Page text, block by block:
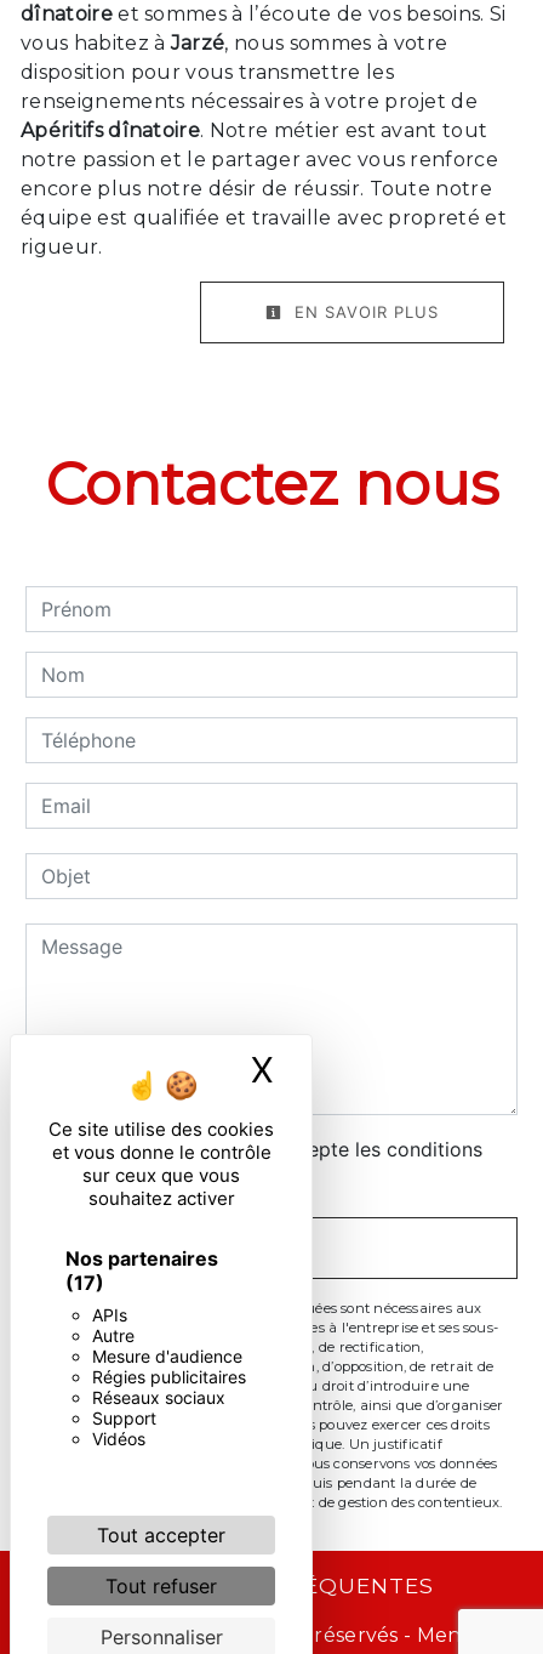
Ce site utilise des cookies
et vous donne le contrôle
sur ceux que vous
souhaitez activer
Nos partenaires
(17)
APIs
Autre
Mesure d'audience
Régies publicitaires
Réseaux sociaux
Support
Vidéos
Tout accepter
Tout refuser
Personnaliser
X
dînatoireet sommes à l’écoute de vos besoins. Si
vous habitez àJarzé, nous sommes à votre
disposition pour vous transmettre les
renseignements nécessaires à votre projet de
Apéritifs dînatoire. Notre métier est avant tout
notre passion et le partager avec vous renforce
encore plus notre désir de réussir. Toute notre
équipe est qualifiée et travaille avec propreté et
rigueur.
EN SAVOIR PLUS
Contactez nous
En cochant cette case, j'accepte les conditions
particulières ci-dessous **
** Les données personnelles communiquées sont nécessaires aux
fins de vous contacter. Elles sont destinées à l'entreprise et ses sous-
traitants. Vous disposez de droits d’accès, de rectification,
d’effacement, de portabilité, de limitation, d’opposition, de retrait de
votre consentement à tout moment et du droit d’introduire une
réclamation auprès d’une autorité de contrôle, ainsi que d’organiser
le sort de vos données post-mortem. Vous pouvez exercer ces droits
par voie postale ou par courrier électronique. Un justificatif
d'identité pourra vous être demandé. Nous conservons vos données
pendant la période de prise de contact puis pendant la durée de
prescription légale aux fins probatoire et de gestion des contentieux.
RECHERCHES FRÉQUENTES
Vistalid- 2026 - Tous droits réservés - Mentions